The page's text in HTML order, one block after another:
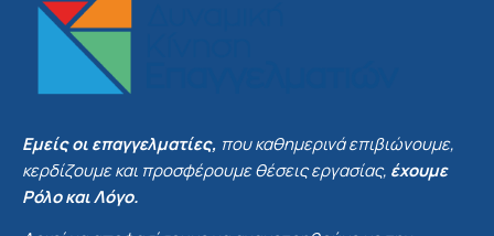
Εμείς οι επαγγελματίες, που καθημερινά επιβιώνουμε,
κερδίζουμε και προσφέρουμε θέσεις εργασίας, έχουμε
Ρόλο και Λόγο.